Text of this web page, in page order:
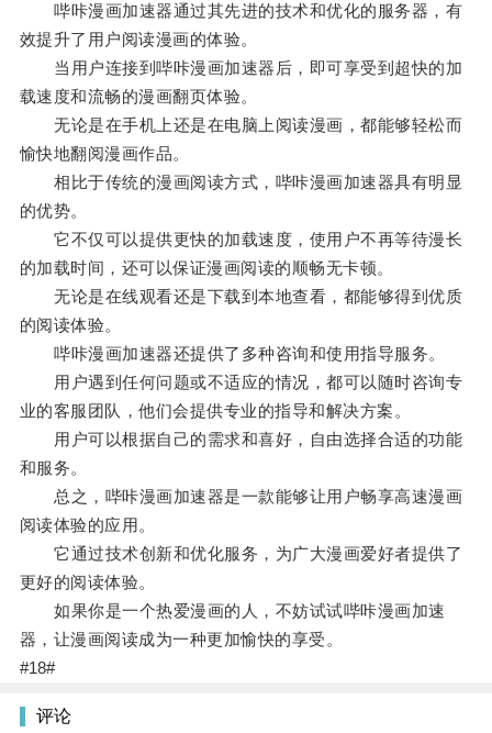
哔咔漫画加速器通过其先进的技术和优化的服务器，有
效提升了用户阅读漫画的体验。
当用户连接到哔咔漫画加速器后，即可享受到超快的加
载速度和流畅的漫画翻页体验。
无论是在手机上还是在电脑上阅读漫画，都能够轻松而
愉快地翻阅漫画作品。
相比于传统的漫画阅读方式，哔咔漫画加速器具有明显
的优势。
它不仅可以提供更快的加载速度，使用户不再等待漫长
的加载时间，还可以保证漫画阅读的顺畅无卡顿。
无论是在线观看还是下载到本地查看，都能够得到优质
的阅读体验。
哔咔漫画加速器还提供了多种咨询和使用指导服务。
用户遇到任何问题或不适应的情况，都可以随时咨询专
业的客服团队，他们会提供专业的指导和解决方案。
用户可以根据自己的需求和喜好，自由选择合适的功能
和服务。
总之，哔咔漫画加速器是一款能够让用户畅享高速漫画
阅读体验的应用。
它通过技术创新和优化服务，为广大漫画爱好者提供了
更好的阅读体验。
如果你是一个热爱漫画的人，不妨试试哔咔漫画加速
器，让漫画阅读成为一种更加愉快的享受。
#18#
评论